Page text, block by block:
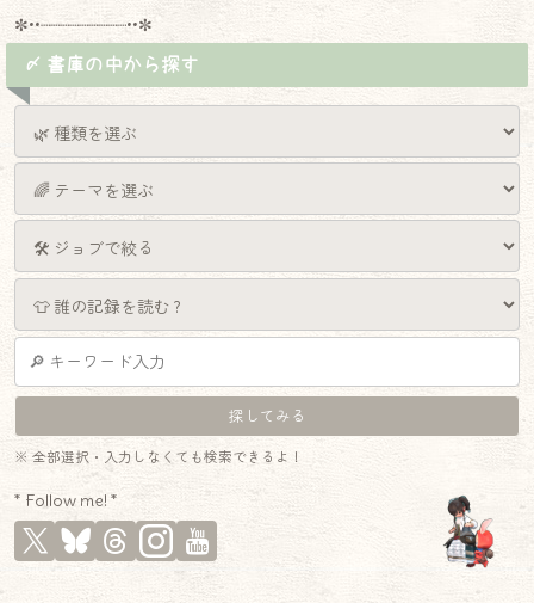
✼••┈┈┈┈┈┈┈┈┈••✼
〆 書庫の中から探す
※ 全部選択・入力しなくても検索できるよ！
* Follow me! *